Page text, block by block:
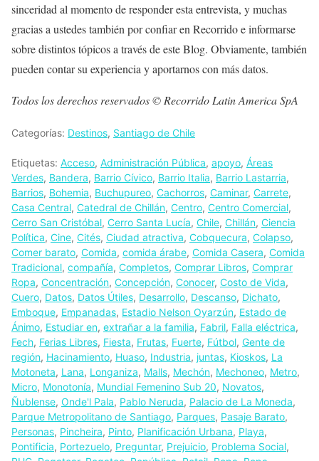
sinceridad al momento de responder esta entrevista, y muchas
gracias a ustedes también por confiar en Recorrido e informarse
sobre distintos tópicos a través de este Blog. Obviamente, también
pueden contar su experiencia y aportarnos con más datos.
Todos los derechos reservados © Recorrido Latin America SpA
Categorías: Destinos, Santiago de Chile
Etiquetas: Acceso, Administración Pública, apoyo, Áreas
Verdes, Bandera, Barrio Cívico, Barrio Italia, Barrio Lastarria,
Barrios, Bohemia, Buchupureo, Cachorros, Caminar, Carrete,
Casa Central, Catedral de Chillán, Centro, Centro Comercial,
Cerro San Cristóbal, Cerro Santa Lucía, Chile, Chillán, Ciencia
Política, Cine, Cités, Ciudad atractiva, Cobquecura, Colapso,
Comer barato, Comida, comida árabe, Comida Casera, Comida
Tradicional, compañía, Completos, Comprar Libros, Comprar
Ropa, Concentración, Concepción, Conocer, Costo de Vida,
Cuero, Datos, Datos Útiles, Desarrollo, Descanso, Dichato,
Emboque, Empanadas, Estadio Nelson Oyarzún, Estado de
Ánimo, Estudiar en, extrañar a la familia, Fabril, Falla eléctrica,
Fech, Ferias Libres, Fiesta, Frutas, Fuerte, Fútbol, Gente de
región, Hacinamiento, Huaso, Industria, juntas, Kioskos, La
Motoneta, Lana, Longaniza, Malls, Mechón, Mechoneo, Metro,
Micro, Monotonía, Mundial Femenino Sub 20, Novatos,
Ñublense, Onde'l Pala, Pablo Neruda, Palacio de La Moneda,
Parque Metropolitano de Santiago, Parques, Pasaje Barato,
Personas, Pincheira, Pinto, Planificación Urbana, Playa,
Pontificia, Portezuelo, Preguntar, Prejuicio, Problema Social,